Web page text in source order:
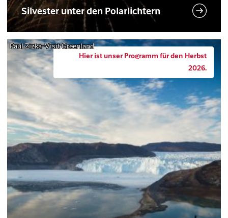
Silvester unter den Polarlichtern
Hier ist unser Programm für den Herbst
2026.
Paul Zizka-Visit Greenland